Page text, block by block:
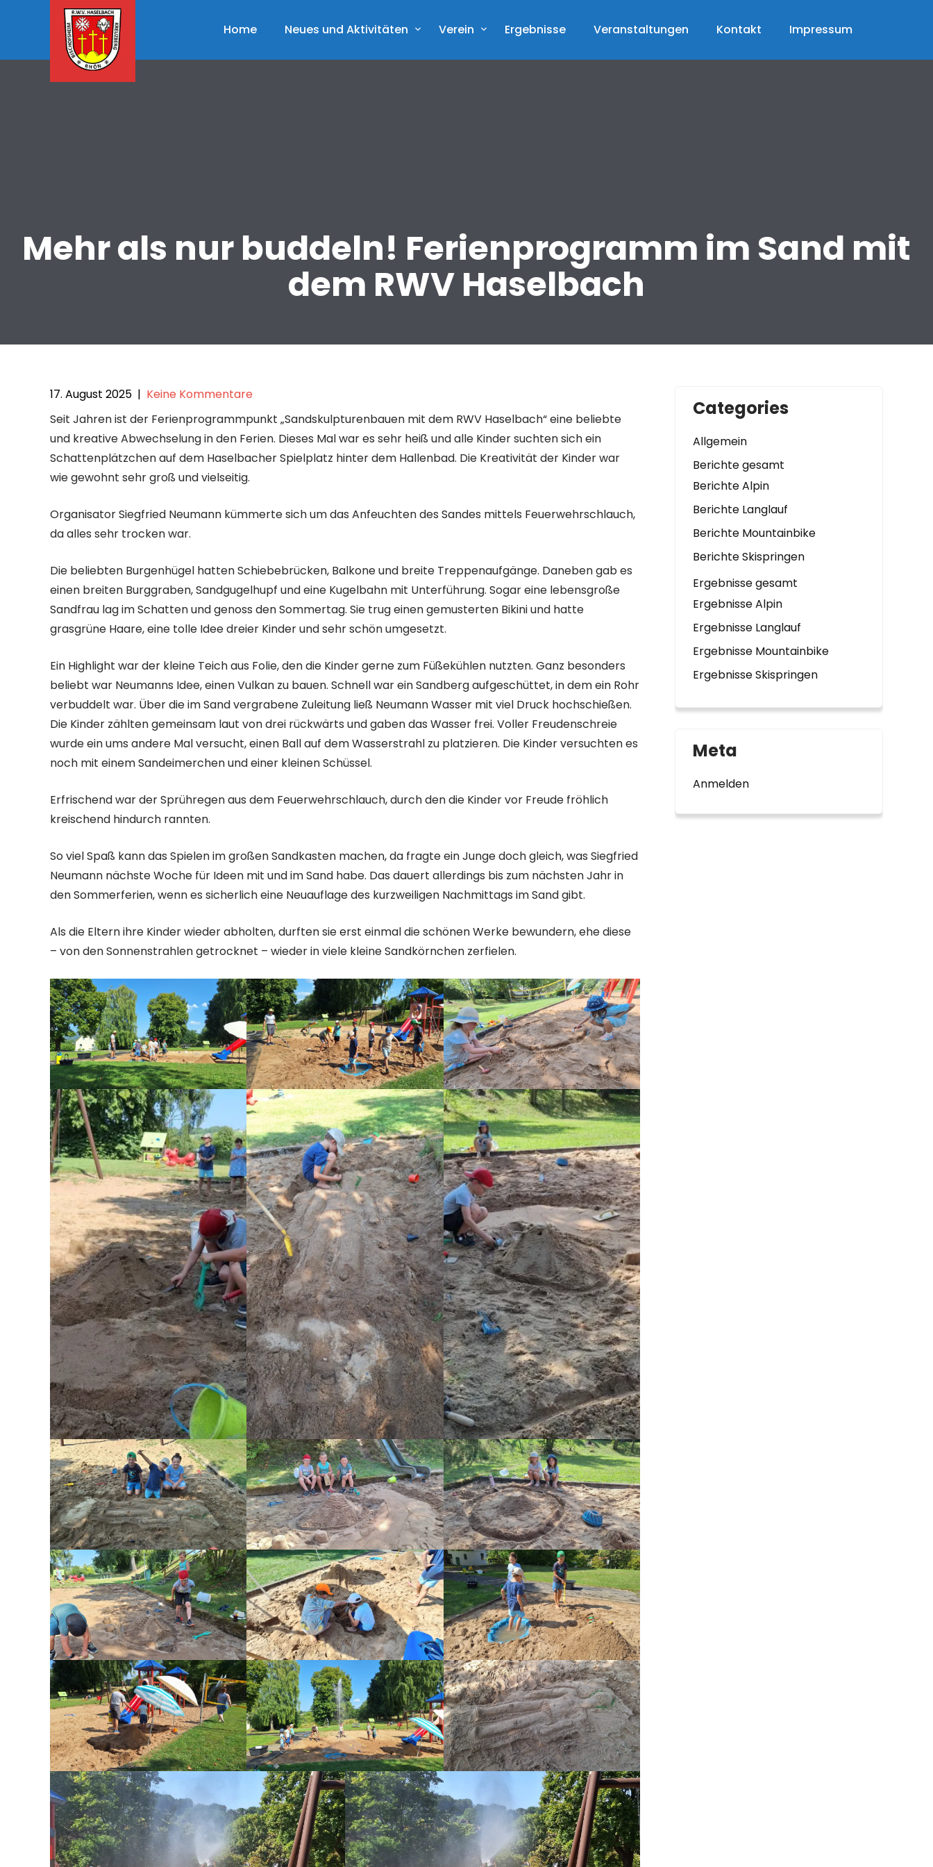
Home Neues und Aktivitäten Verein Ergebnisse Veranstaltungen Kontakt Impressum
Mehr als nur buddeln! Ferienprogramm im Sand mit
dem RWV Haselbach
17. August 2025 | Keine Kommentare
Seit Jahren ist der Ferienprogrammpunkt „Sandskulpturenbauen mit dem RWV Haselbach“ eine beliebte
und kreative Abwechselung in den Ferien. Dieses Mal war es sehr heiß und alle Kinder suchten sich ein
Schattenplätzchen auf dem Haselbacher Spielplatz hinter dem Hallenbad. Die Kreativität der Kinder war
wie gewohnt sehr groß und vielseitig.
Organisator Siegfried Neumann kümmerte sich um das Anfeuchten des Sandes mittels Feuerwehrschlauch,
da alles sehr trocken war.
Die beliebten Burgenhügel hatten Schiebebrücken, Balkone und breite Treppenaufgänge. Daneben gab es
einen breiten Burggraben, Sandgugelhupf und eine Kugelbahn mit Unterführung. Sogar eine lebensgroße
Sandfrau lag im Schatten und genoss den Sommertag. Sie trug einen gemusterten Bikini und hatte
grasgrüne Haare, eine tolle Idee dreier Kinder und sehr schön umgesetzt.
Ein Highlight war der kleine Teich aus Folie, den die Kinder gerne zum Füßekühlen nutzten. Ganz besonders
beliebt war Neumanns Idee, einen Vulkan zu bauen. Schnell war ein Sandberg aufgeschüttet, in dem ein Rohr
verbuddelt war. Über die im Sand vergrabene Zuleitung ließ Neumann Wasser mit viel Druck hochschießen.
Die Kinder zählten gemeinsam laut von drei rückwärts und gaben das Wasser frei. Voller Freudenschreie
wurde ein ums andere Mal versucht, einen Ball auf dem Wasserstrahl zu platzieren. Die Kinder versuchten es
noch mit einem Sandeimerchen und einer kleinen Schüssel.
Erfrischend war der Sprühregen aus dem Feuerwehrschlauch, durch den die Kinder vor Freude fröhlich
kreischend hindurch rannten.
So viel Spaß kann das Spielen im großen Sandkasten machen, da fragte ein Junge doch gleich, was Siegfried
Neumann nächste Woche für Ideen mit und im Sand habe. Das dauert allerdings bis zum nächsten Jahr in
den Sommerferien, wenn es sicherlich eine Neuauflage des kurzweiligen Nachmittags im Sand gibt.
Als die Eltern ihre Kinder wieder abholten, durften sie erst einmal die schönen Werke bewundern, ehe diese
– von den Sonnenstrahlen getrocknet – wieder in viele kleine Sandkörnchen zerfielen.
Categories
Allgemein
Berichte gesamt
Berichte Alpin
Berichte Langlauf
Berichte Mountainbike
Berichte Skispringen
Ergebnisse gesamt
Ergebnisse Alpin
Ergebnisse Langlauf
Ergebnisse Mountainbike
Ergebnisse Skispringen
Meta
Anmelden